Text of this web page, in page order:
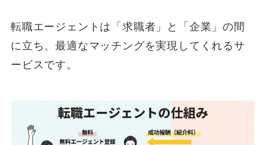
転職エージェントは「求職者」と「企業」の間
に立ち、最適なマッチングを実現してくれるサ
ービスです。